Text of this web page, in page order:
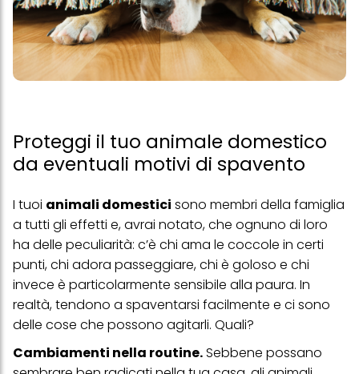
Proteggi il tuo animale domestico
da eventuali motivi di spavento
I tuoi animali domestici sono membri della famiglia
a tutti gli effetti e, avrai notato, che ognuno di loro
ha delle peculiarità: c’è chi ama le coccole in certi
punti, chi adora passeggiare, chi è goloso e chi
invece è particolarmente sensibile alla paura. In
realtà, tendono a spaventarsi facilmente e ci sono
delle cose che possono agitarli. Quali?
Cambiamenti nella routine.Sebbene possano